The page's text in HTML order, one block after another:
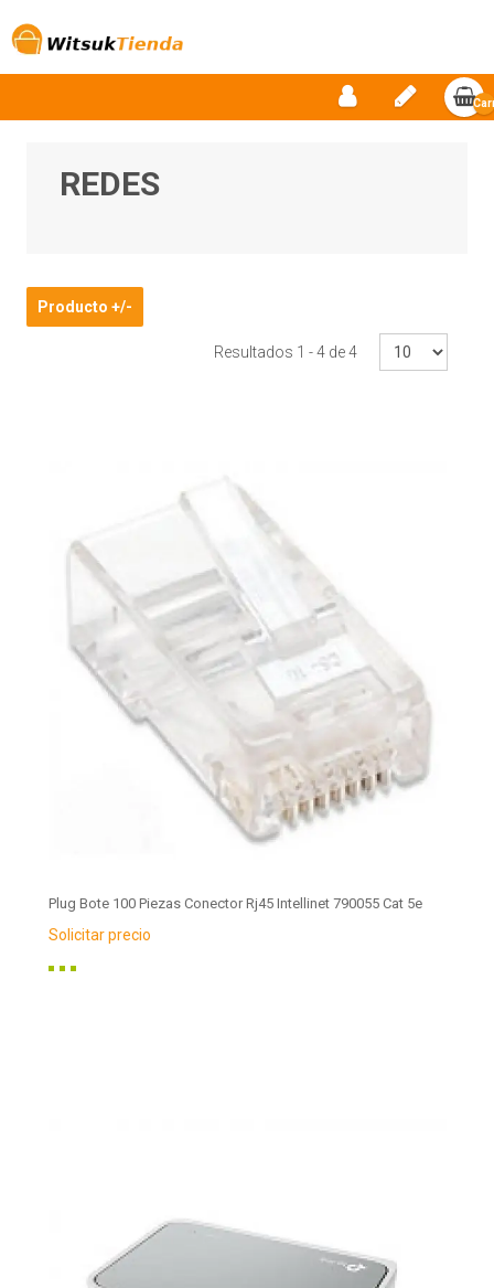
REDES
Producto +/-
Resultados 1 - 4 de 4
Plug Bote 100 Piezas Conector Rj45 Intellinet 790055 Cat 5e
Solicitar precio